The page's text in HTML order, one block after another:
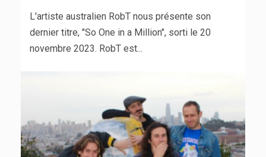
L'artiste australien RobT nous présente son
dernier titre, "So One in a Million", sorti le 20
novembre 2023. RobT est...